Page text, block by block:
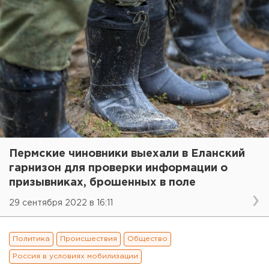
Пермские чиновники выехали в Еланский
гарнизон для проверки информации о
призывниках, брошенных в поле
29 сентября 2022 в 16:11
Политика Происшествия Общество
Россия в условиях мобилизации